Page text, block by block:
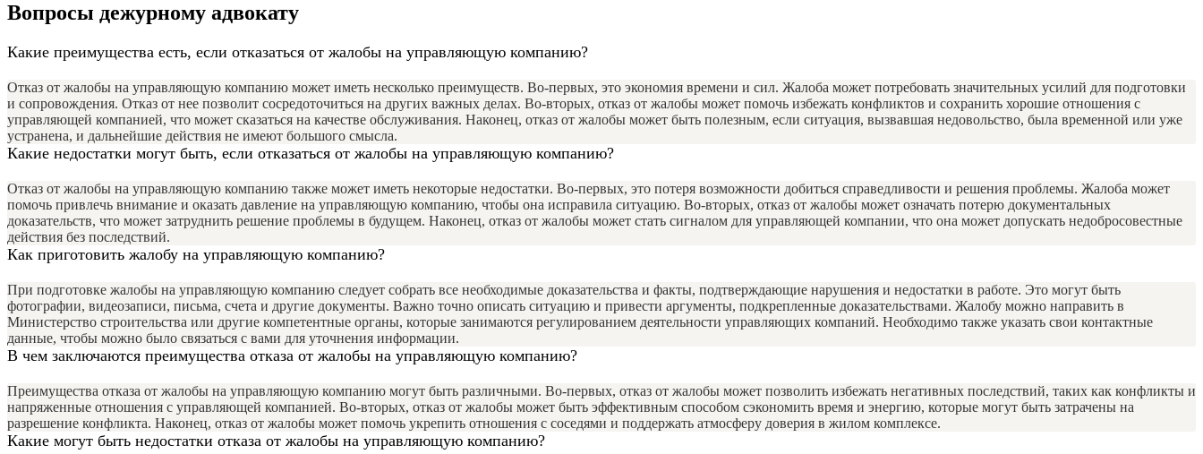
Вопросы дежурному адвокату
Какие преимущества есть, если отказаться от жалобы на управляющую компанию?
Отказ от жалобы на управляющую компанию может иметь несколько преимуществ. Во-первых, это экономия времени и сил. Жалоба может потребовать значительных усилий для подготовки
и сопровождения. Отказ от нее позволит сосредоточиться на других важных делах. Во-вторых, отказ от жалобы может помочь избежать конфликтов и сохранить хорошие отношения с
управляющей компанией, что может сказаться на качестве обслуживания. Наконец, отказ от жалобы может быть полезным, если ситуация, вызвавшая недовольство, была временной или уже
устранена, и дальнейшие действия не имеют большого смысла.
Какие недостатки могут быть, если отказаться от жалобы на управляющую компанию?
Отказ от жалобы на управляющую компанию также может иметь некоторые недостатки. Во-первых, это потеря возможности добиться справедливости и решения проблемы. Жалоба может
помочь привлечь внимание и оказать давление на управляющую компанию, чтобы она исправила ситуацию. Во-вторых, отказ от жалобы может означать потерю документальных
доказательств, что может затруднить решение проблемы в будущем. Наконец, отказ от жалобы может стать сигналом для управляющей компании, что она может допускать недобросовестные
действия без последствий.
Как приготовить жалобу на управляющую компанию?
При подготовке жалобы на управляющую компанию следует собрать все необходимые доказательства и факты, подтверждающие нарушения и недостатки в работе. Это могут быть
фотографии, видеозаписи, письма, счета и другие документы. Важно точно описать ситуацию и привести аргументы, подкрепленные доказательствами. Жалобу можно направить в
Министерство строительства или другие компетентные органы, которые занимаются регулированием деятельности управляющих компаний. Необходимо также указать свои контактные
данные, чтобы можно было связаться с вами для уточнения информации.
В чем заключаются преимущества отказа от жалобы на управляющую компанию?
Преимущества отказа от жалобы на управляющую компанию могут быть различными. Во-первых, отказ от жалобы может позволить избежать негативных последствий, таких как конфликты и
напряженные отношения с управляющей компанией. Во-вторых, отказ от жалобы может быть эффективным способом сэкономить время и энергию, которые могут быть затрачены на
разрешение конфликта. Наконец, отказ от жалобы может помочь укрепить отношения с соседями и поддержать атмосферу доверия в жилом комплексе.
Какие могут быть недостатки отказа от жалобы на управляющую компанию?